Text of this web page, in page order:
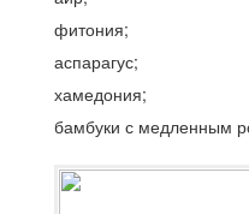
фитония;
аспарагус;
хамедония;
бамбуки с медленным